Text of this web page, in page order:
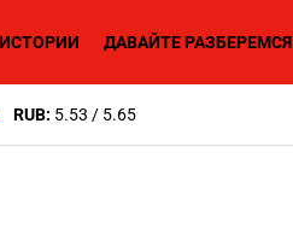
ИСТОРИИ ДАВАЙТЕ РАЗБЕРЕМСЯ
RUB: 5.53 / 5.65